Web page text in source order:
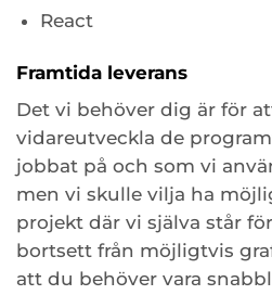
React
Framtida leverans
Det vi behöver dig är för
vidareutveckla de
jobbat på och som vi
men vi skulle vilja ha
projekt där vi själva står
bortsett från möjligtvis
att du behöver vara